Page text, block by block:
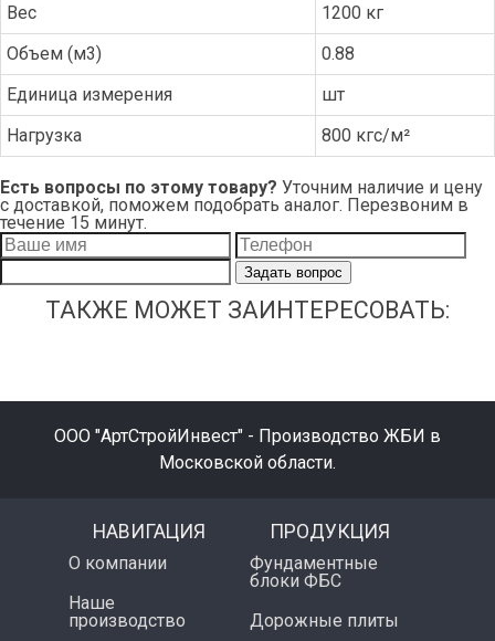
Вес
1200 кг
Объем (м3)
0.88
Единица измерения
шт
Нагрузка
800 кгс/м²
Есть вопросы по этому товару? Уточним наличие и цену
с доставкой, поможем подобрать аналог. Перезвоним в
течение 15 минут.
Задать вопрос
ТАКЖЕ МОЖЕТ ЗАИНТЕРЕСОВАТЬ:
ООО "АртСтройИнвест" - Производство ЖБИ в
Московской области.
НАВИГАЦИЯ
О компании
Наше
производство
ПРОДУКЦИЯ
Фундаментные
блоки ФБС
Дорожные плиты